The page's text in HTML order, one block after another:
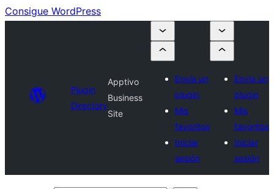
Consigue WordPress
Plugin
Directory
Apptivo
Business
Site
Envía un
plugin
Mis
favoritos
Iniciar
sesión
Envía un
plugin
Mis
favoritos
Iniciar
sesión